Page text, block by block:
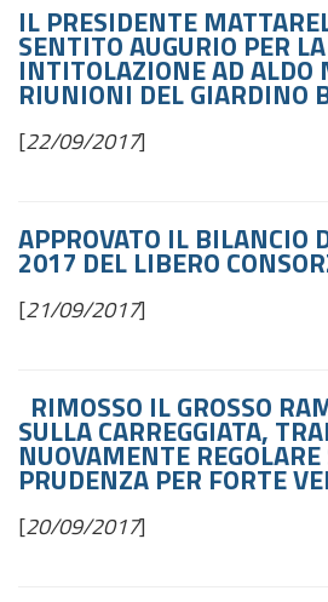
IL PRESIDENTE
SENTITO AUGURIO PER
INTITOLAZIONE AD ALDO
RIUNIONI DEL GIARDINO
[22/09/2017]
APPROVATO IL BILANCIO
2017 DEL LIBERO
[21/09/2017]
RIMOSSO IL GROSSO
SULLA CARREGGIATA,
NUOVAMENTE
PRUDENZA PER FORTE
[20/09/2017]